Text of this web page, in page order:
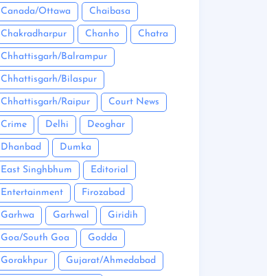
Canada/Ottawa Chaibasa
Chakradharpur Chanho Chatra
Chhattisgarh/Balrampur
Chhattisgarh/Bilaspur
Chhattisgarh/Raipur Court News
Crime Delhi Deoghar
Dhanbad Dumka
East Singhbhum Editorial
Entertainment Firozabad
Garhwa Garhwal Giridih
Goa/South Goa Godda
Gorakhpur Gujarat/Ahmedabad